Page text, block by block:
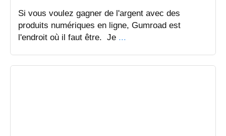
​Si vous voulez gagner de l'argent avec des
produits numériques en ligne, Gumroad est
l'endroit où il faut être. Je ...